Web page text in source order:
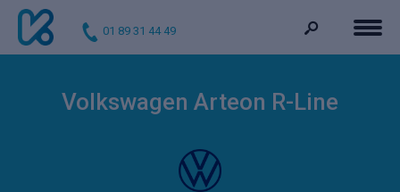
01 89 31 44 49
Volkswagen Arteon R-Line